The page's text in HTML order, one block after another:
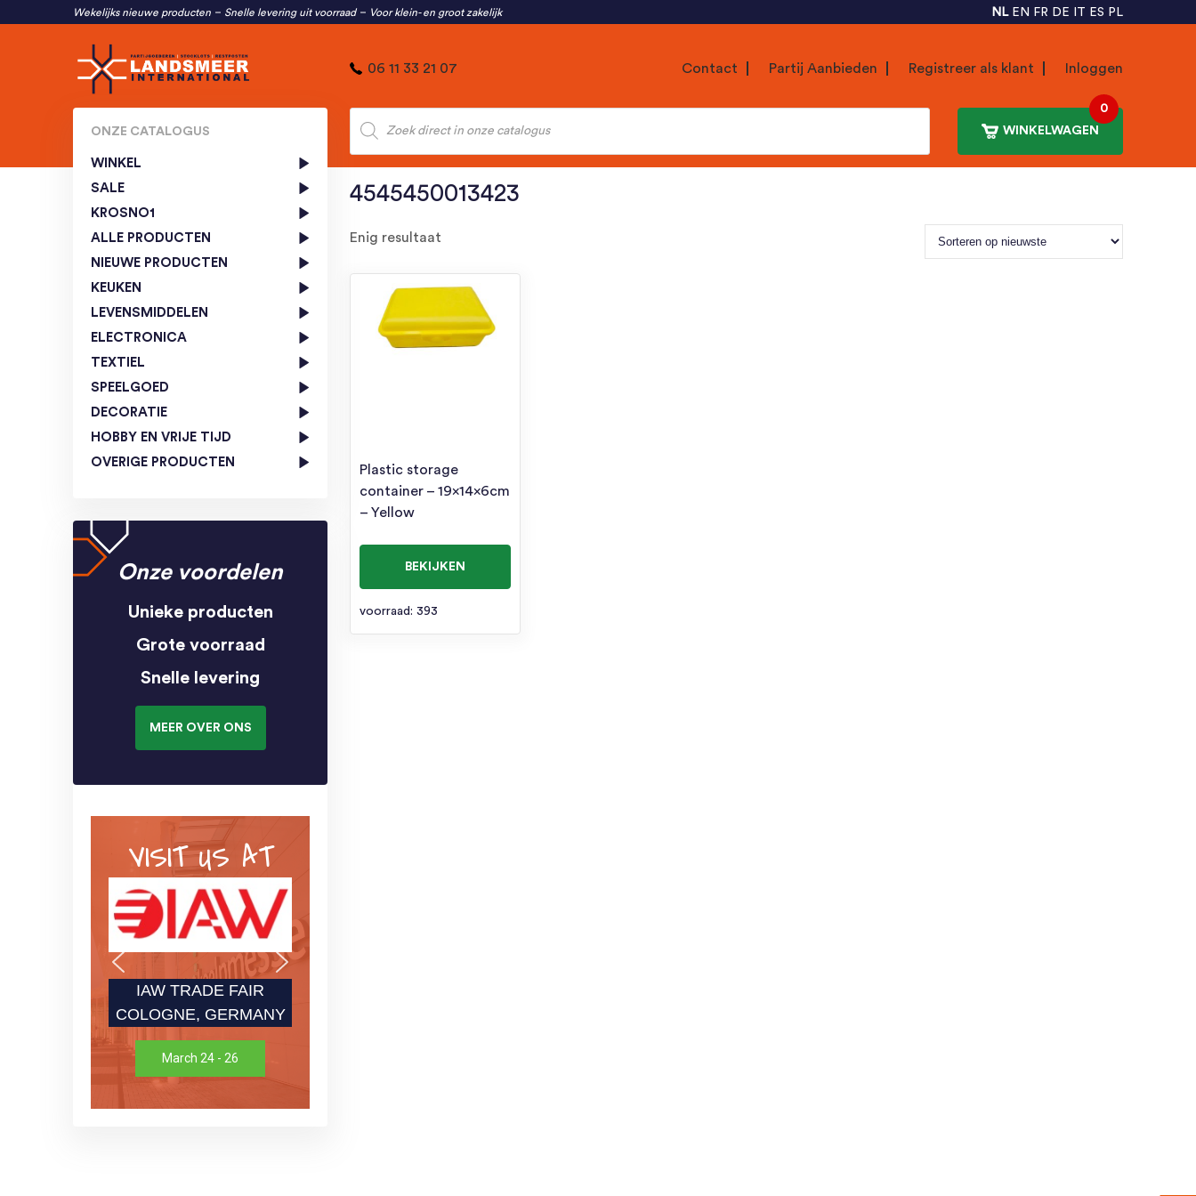
Wekelijks nieuwe producten Snelle levering uit voorraad Voor klein- en groot zakelijk NL EN FR DE IT ES PL
06 11 33 21 07 Contact Partij Aanbieden Registreer als klant Inloggen
Producten
zoeken
WINKELWAGEN
0
ONZE CATALOGUS
WINKEL
SALE
KROSNO1
ALLE PRODUCTEN
NIEUWE PRODUCTEN
KEUKEN
LEVENSMIDDELEN
ELECTRONICA
TEXTIEL
SPEELGOED
DECORATIE
HOBBY EN VRIJE TIJD
OVERIGE PRODUCTEN
Onze voordelen
Unieke producten
Grote voorraad
Snelle levering
MEER OVER ONS
VISIT US AT
IAW TRADE FAIR
COLOGNE, GERMANY
March 24 - 26
4545450013423
Enig resultaat
Plastic storage
container – 19x14x6cm
– Yellow
BEKIJKEN
voorraad: 393